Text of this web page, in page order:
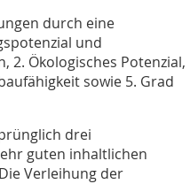
durch eine
und
2. Ökologisches Potenzial,
sowie 5. Grad
drei
guten inhaltlichen
Verleihung der